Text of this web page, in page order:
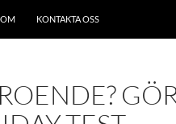
OM KONTAKTA OSS